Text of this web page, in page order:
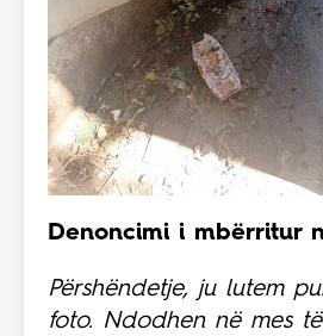
Denoncimi i mbërritur
Përshëndetje, ju lutem
foto. Ndodhen në mes